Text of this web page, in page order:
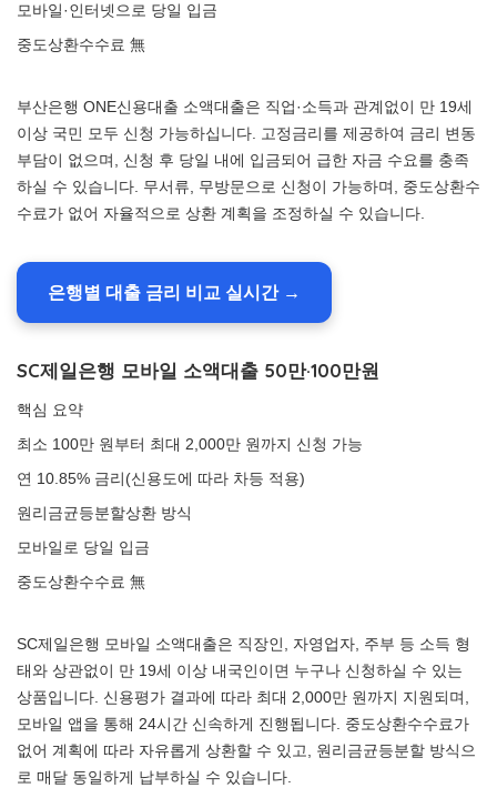
모바일·인터넷으로 당일 입금
중도상환수수료 無
부산은행 ONE신용대출 소액대출은 직업·소득과 관계없이 만 19세
이상 국민 모두 신청 가능하십니다. 고정금리를 제공하여 금리 변동
부담이 없으며, 신청 후 당일 내에 입금되어 급한 자금 수요를 충족
하실 수 있습니다. 무서류, 무방문으로 신청이 가능하며, 중도상환수
수료가 없어 자율적으로 상환 계획을 조정하실 수 있습니다.
은행별 대출 금리 비교 실시간 →
SC제일은행 모바일 소액대출 50만·100만원
핵심 요약
최소 100만 원부터 최대 2,000만 원까지 신청 가능
연 10.85% 금리(신용도에 따라 차등 적용)
원리금균등분할상환 방식
모바일로 당일 입금
중도상환수수료 無
SC제일은행 모바일 소액대출은 직장인, 자영업자, 주부 등 소득 형
태와 상관없이 만 19세 이상 내국인이면 누구나 신청하실 수 있는
상품입니다. 신용평가 결과에 따라 최대 2,000만 원까지 지원되며,
모바일 앱을 통해 24시간 신속하게 진행됩니다. 중도상환수수료가
없어 계획에 따라 자유롭게 상환할 수 있고, 원리금균등분할 방식으
로 매달 동일하게 납부하실 수 있습니다.